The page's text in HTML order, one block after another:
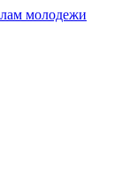
молодежи